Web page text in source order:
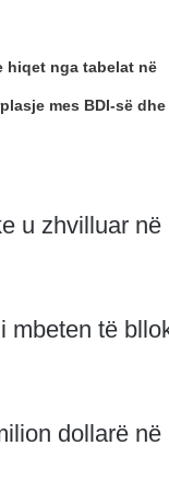
hiqet nga tabelat në
mes BDI-së dhe
u zhvilluar në
mbeten të
dollarë në